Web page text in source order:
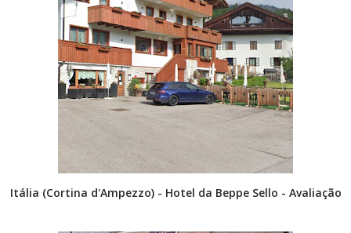
Itália (Cortina d'Ampezzo) - Hotel da Beppe Sello - Avaliação